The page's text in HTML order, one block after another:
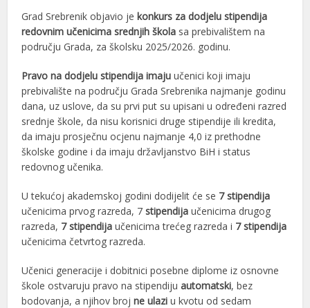
Grad Srebrenik objavio jekonkurs za dodjelu stipendija
redovnim učenicima srednjih škola sa prebivalištem na
području Grada, za školsku 2025/2026. godinu.
Pravo na dodjelu stipendija imaju učenici koji imaju
prebivalište na području Grada Srebrenika najmanje godinu
dana, uz uslove, da su prvi put su upisani u određeni razred
srednje škole, da nisu korisnici druge stipendije ili kredita,
da imaju prosječnu ocjenu najmanje 4,0 iz prethodne
školske godine i da imaju državljanstvo BiH i status
redovnog učenika.
U tekućoj akademskoj godini dodijelit će se 7 stipendija
učenicima prvog razreda, 7 stipendija učenicima drugog
razreda, 7 stipendija učenicima trećeg razreda i 7 stipendija
učenicima četvrtog razreda.
Učenici generacije i dobitnici posebne diplome iz osnovne
škole ostvaruju pravo na stipendijuautomatski, bez
bodovanja, a njihov brojne ulazi u kvotu od sedam